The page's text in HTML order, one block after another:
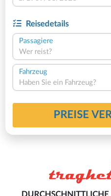
Reisedetails
Passagiere
Wer reist?
Fahrzeug
Haben Sie ein Fahrzeug?
PREISE
DURCHSCHNITTLICHE